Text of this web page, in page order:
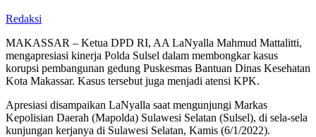
Redaksi
MAKASSAR – Ketua DPD RI, AA LaNyalla Mahmud Mattalitti,
mengapresiasi kinerja Polda Sulsel dalam membongkar kasus
korupsi pembangunan gedung Puskesmas Bantuan Dinas Kesehatan
Kota Makassar. Kasus tersebut juga menjadi atensi KPK.
Apresiasi disampaikan LaNyalla saat mengunjungi Markas
Kepolisian Daerah (Mapolda) Sulawesi Selatan (Sulsel), di sela-sela
kunjungan kerjanya di Sulawesi Selatan, Kamis (6/1/2022).